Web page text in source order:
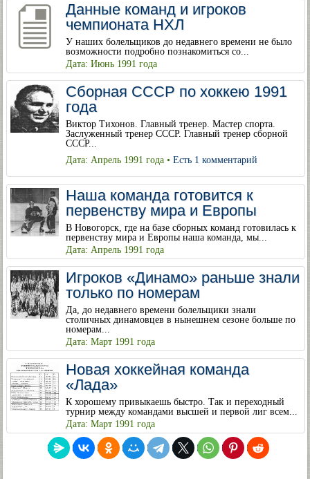
Данные команд и игроков
чемпионата НХЛ
У наших болельщиков до недавнего времени не было
возможности подробно познакомиться со...
Дата: Июнь 1991 года
Сборная СССР по хоккею 1991
года
Виктор Тихонов. Главный тренер. Мастер спорта.
Заслуженный тренер СССР. Главный тренер сборной
СССР...
Дата: Апрель 1991 года • Есть 1 комментарий
Наша команда готовится к
первенству мира и Европы
В Новогорск, где на базе сборных команд готовилась к
первенству мира и Европы наша команда, мы...
Дата: Апрель 1991 года
Игроков «Динамо» раньше знали
только по номерам
Да, до недавнего времени болельщики знали
столичных динамовцев в нынешнем сезоне больше по
номерам...
Дата: Март 1991 года
Новая хоккейная команда
«Лада»
К хорошему привыкаешь быстро. Так и переходный
турнир между командами высшей и первой лиг всем...
Дата: Март 1991 года